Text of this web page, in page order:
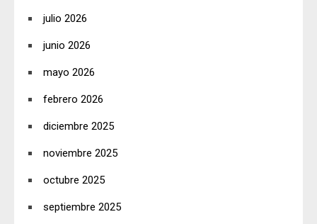
julio 2026
junio 2026
mayo 2026
febrero 2026
diciembre 2025
noviembre 2025
octubre 2025
septiembre 2025